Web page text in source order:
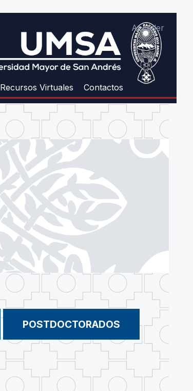
Acceder
Recursos Virtuales Contactos
POSTDOCTORADOS